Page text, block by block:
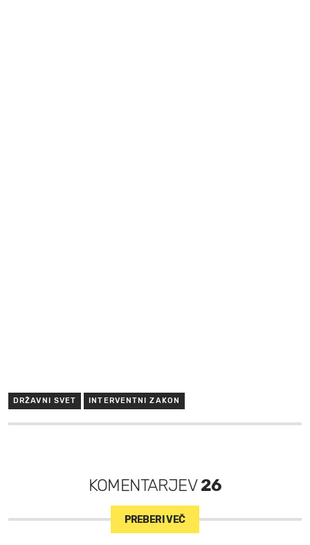
DRŽAVNI SVET INTERVENTNI ZAKON
KOMENTARJEV26
PREBERI VEČ